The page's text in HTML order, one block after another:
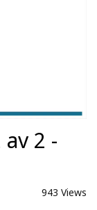
2 -
943 Views